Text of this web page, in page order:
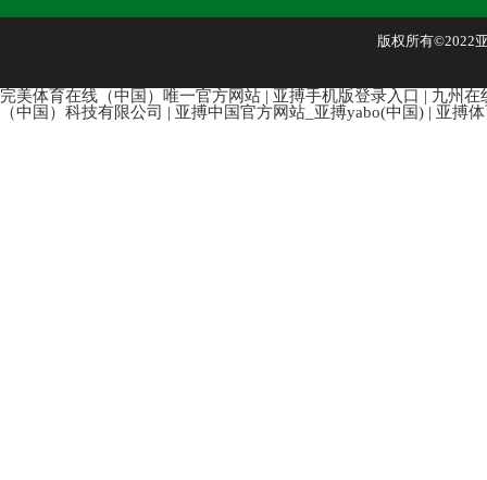
版权所有©2022
完美体育在线（中国）唯一官方网站 | 亚搏手机版登录入口 | 九州在
（中国）科技有限公司 | 亚搏中国官方网站_亚搏yabo(中国) | 亚搏